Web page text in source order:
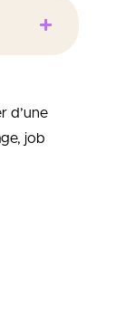
d’une
job